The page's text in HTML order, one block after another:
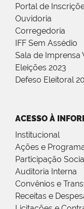
Portal de
Ouvidoria
Corregedoria
IFF Sem Assédio
Sala de Imprensa
Eleições 2023
Defeso Eleitoral
ACESSO À
Institucional
Ações e
Participação
Auditoria Interna
Convênios e
Receitas e